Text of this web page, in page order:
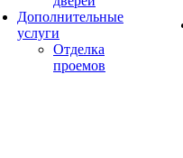
Дополнительные
услуги
Отделка
проемов